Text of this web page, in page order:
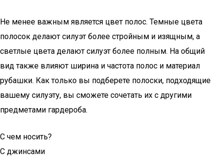
Не менее важным является цвет полос. Темные цвета
полосок делают силуэт более стройным и изящным, а
светлые цвета делают силуэт более полным. На общий
вид также влияют ширина и частота полос и материал
рубашки. Как только вы подберете полоски, подходящие
вашему силуэту, вы сможете сочетать их с другими
предметами гардероба.
С чем носить?
С джинсами